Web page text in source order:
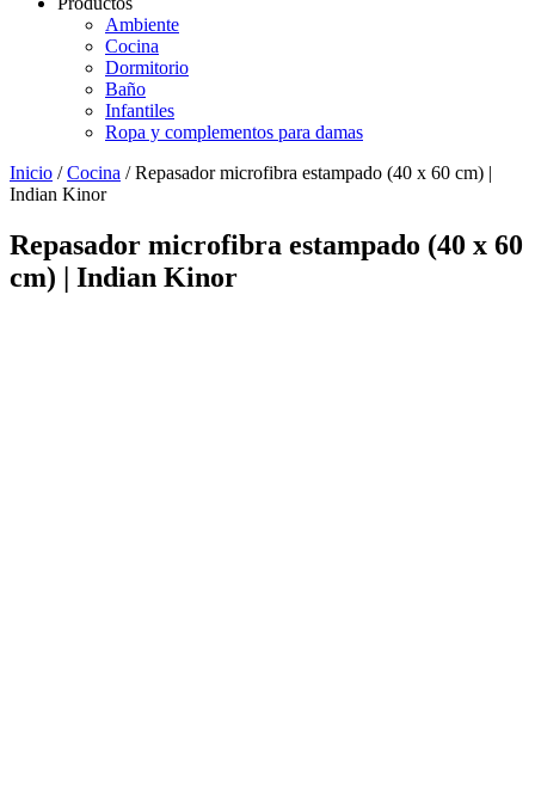
Ambiente
Cocina
Dormitorio
Baño
Infantiles
Ropa y complementos para damas
Inicio /Cocina / Repasador microfibra estampado (40 x 60 cm) |
Indian Kinor
Repasador microfibra estampado (40 x 60
cm) | Indian Kinor